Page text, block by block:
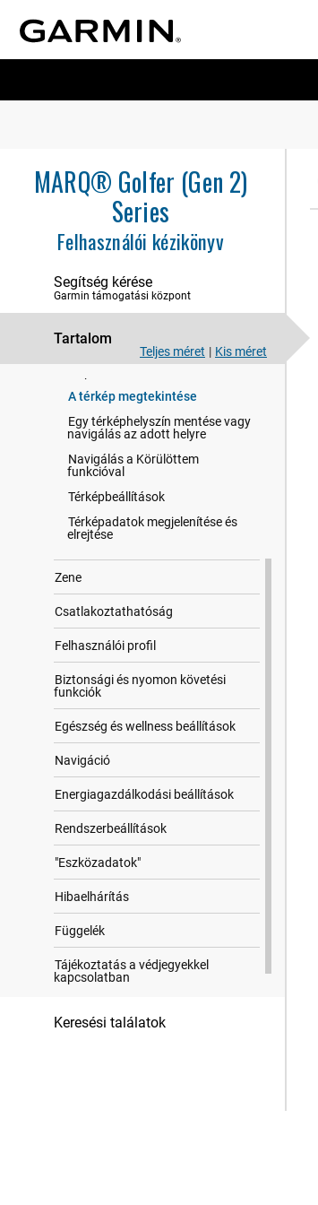
MARQ® Golfer (Gen 2)
Series
Felhasználói kézikönyv
Segítség kérése
Garmin támogatási központ
Tartalom
Teljes méret | Kis méret
Tevékenységek és alkalmazások
Edzés
Megjelenés
Érzékelők és tartozékok
A térkép megtekintése
Egy térképhelyszín mentése vagy
navigálás az adott helyre
Navigálás a Körülöttem
funkcióval
Térképbeállítások
Térképadatok megjelenítése és
elrejtése
Zene
Csatla​koztat​hatóság
Felhasz​nálói profil
Biztonsági és nyomon követési
funkciók
Egészség és wellness beállítások
Navigáció
Energiagazdálkodási beállítások
Rendszerbeállítások
"Eszközadatok"
Hibaelhárítás
Függelék
Tájékoztatás a védjegyekkel
kapcsolatban
Keresési találatok